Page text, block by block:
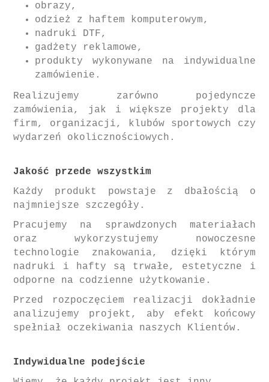
obrazy,
odzież z haftem komputerowym,
nadruki DTF,
gadżety reklamowe,
produkty wykonywane na indywidualne
zamówienie.
Realizujemy zarówno pojedyncze
zamówienia, jak i większe projekty dla
firm, organizacji, klubów sportowych czy
wydarzeń okolicznościowych.
Jakość przede wszystkim
Każdy produkt powstaje z dbałością o
najmniejsze szczegóły.
Pracujemy na sprawdzonych materiałach
oraz wykorzystujemy nowoczesne
technologie znakowania, dzięki którym
nadruki i hafty są trwałe, estetyczne i
odporne na codzienne użytkowanie.
Przed rozpoczęciem realizacji dokładnie
analizujemy projekt, aby efekt końcowy
spełniał oczekiwania naszych Klientów.
Indywidualne podejście